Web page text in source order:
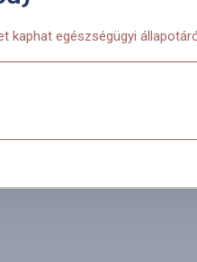
kaphat egészségügyi